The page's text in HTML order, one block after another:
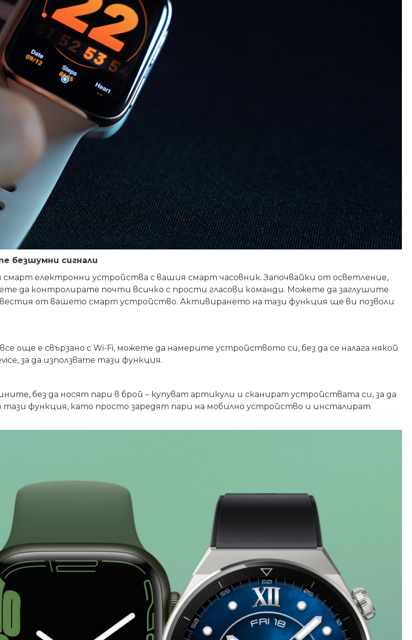
безшумни сигнали
електронни устройства с вашия смарт часовник. Започвайки от осветление,
да контролирате почти всичко с прости гласови команди. Можете да заглушите
от вашето смарт устройство. Активирането на тази функция ще ви позволи
още е свързано с Wi-Fi, можете да намерите устройството си, без да се налага някой
за да използвате тази функция.
без да носят пари в брой – купуват артикули и сканират устройствата си, за да
функция, като просто заредят пари на мобилно устройство и инсталират